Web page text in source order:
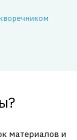
материалов и